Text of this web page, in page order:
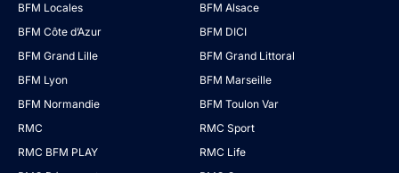
BFM Locales
BFM Alsace
BFM Côte d’Azur
BFM DICI
BFM Grand Lille
BFM Grand Littoral
BFM Lyon
BFM Marseille
BFM Normandie
BFM Toulon Var
RMC
RMC Sport
RMC BFM PLAY
RMC Life